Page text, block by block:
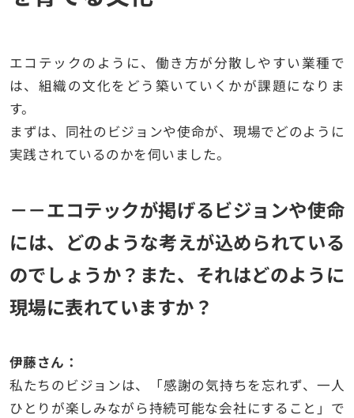
エコテックのように、働き方が分散しやすい業種で
は、組織の文化をどう築いていくかが課題になりま
す。
まずは、同社のビジョンや使命が、現場でどのように
実践されているのかを伺いました。
－－エコテックが掲げるビジョンや使命
には、どのような考えが込められている
のでしょうか？また、それはどのように
現場に表れていますか？
伊藤さん：
私たちのビジョンは、
「感謝の気持ちを忘れず、一人
ひとりが楽しみながら持続可能な会社にすること」 で